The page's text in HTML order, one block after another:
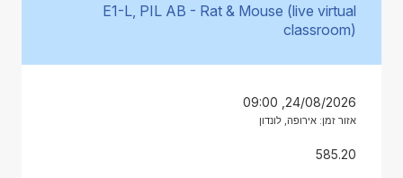
E1-L, PIL AB - Rat & Mouse (live virtual
classroom)
24/08/2026, 09:00
אזור זמן: אירופה, לונדון
585.20